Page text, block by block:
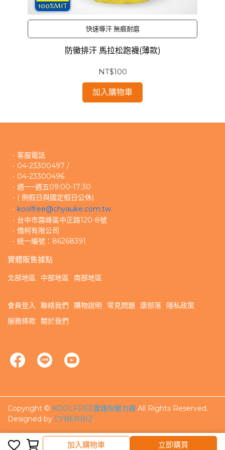
完成
加入購物車 立即購買
快速導汗 無痕耐磨
防黴排汗 馬拉松跑襪(薄款)
NT$100
加入購物車
客服電話
04-23300497 /
04-23300496
週一~週五09:00-17:30
( 例假日與國定假日公休)
koolfree@chyauke.com.tw
台中市霧峰區中正路120-8號
僑柯有限公司
統一編號：86268391
實體販售據點
北部地區 中部地區 南部地區
會員登入 聯絡我們 購物說明 常見問題 康部落
隱私政策
服務條款
關於我們
Copyright © KOOLFREE康護你壓力襪 All Rights Reserved.
Designed by CYBERBIZ.